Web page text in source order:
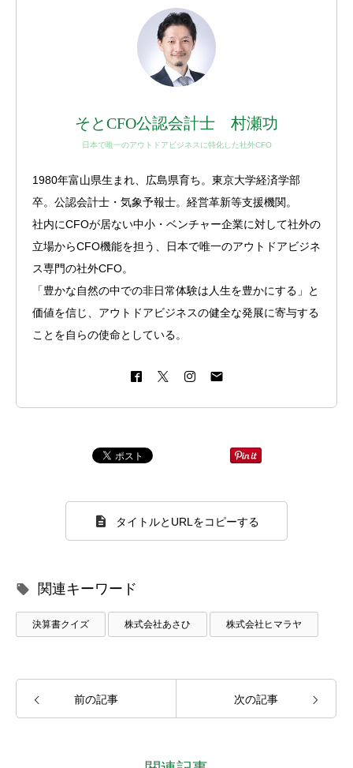
そとCFO公認会計士 村瀬功
日本で唯一のアウトドアビジネスに特化した社外CFO
1980年富山県生まれ、広島県育ち。東京大学経済学部
卒。公認会計士・気象予報士。経営革新等支援機関。
社内にCFOが居ない中小・ベンチャー企業に対して社外の
立場からCFO機能を担う、日本で唯一のアウトドアビジネ
ス専門の社外CFO。
「豊かな自然の中での非日常体験は人生を豊かにする」と
価値を信じ、アウトドアビジネスの健全な発展に寄与する
ことを自らの使命としている。
タイトルとURLをコピーする
関連キーワード
決算書クイズ 株式会社あさひ 株式会社ヒマラヤ
前の記事 次の記事